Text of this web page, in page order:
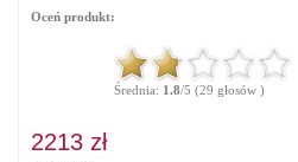
Oceń produkt:
Średnia: 1.8/5 (29 głosów )
2213 zł